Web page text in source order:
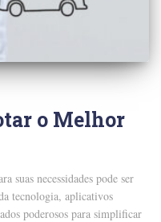
o Melhor
suas necessidades pode ser
tecnologia, aplicativos
poderosos para simplificar